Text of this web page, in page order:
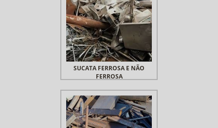
SUCATA FERROSA E NÃO
FERROSA